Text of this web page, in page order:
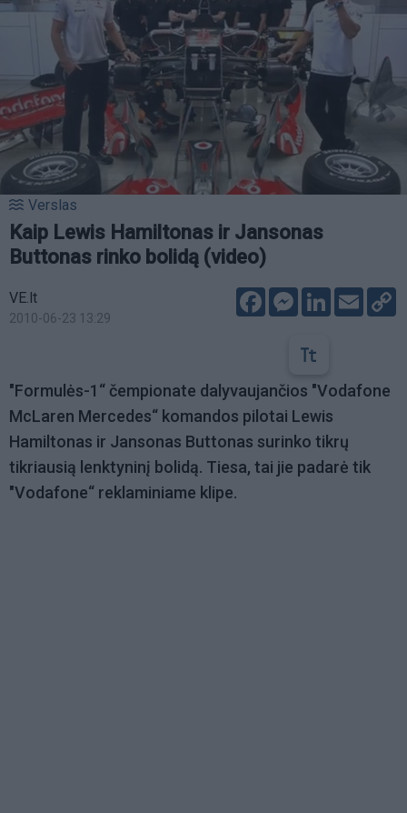
Verslas
Kaip Lewis Hamiltonas ir Jansonas
Buttonas rinko bolidą (video)
VE.lt
2010-06-23 13:29
FacebookMessenger
LinkedIn
Email
"Formulės-1“ čempionate dalyvaujančios "Vodafone
McLaren Mercedes“ komandos pilotai Lewis
Hamiltonas ir Jansonas Buttonas surinko tikrų
tikriausią lenktyninį bolidą. Tiesa, tai jie padarė tik
"Vodafone“ reklaminiame klipe.